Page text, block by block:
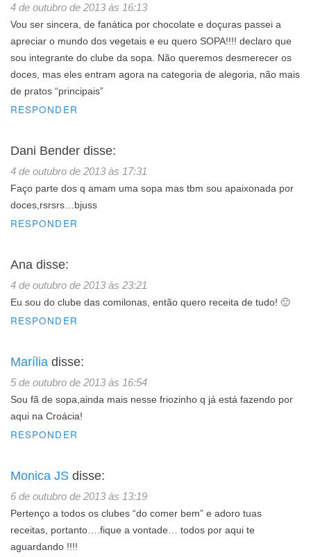
4 de outubro de 2013 às 16:13
Vou ser sincera, de fanática por chocolate e doçuras passei a
apreciar o mundo dos vegetais e eu quero SOPA!!!! declaro que
sou integrante do clube da sopa. Não queremos desmerecer os
doces, mas eles entram agora na categoria de alegoria, não mais
de pratos “principais”
RESPONDER
Dani Bender disse:
4 de outubro de 2013 às 17:31
Faço parte dos q amam uma sopa mas tbm sou apaixonada por
doces,rsrsrs…bjuss
RESPONDER
Ana disse:
4 de outubro de 2013 às 23:21
Eu sou do clube das comilonas, então quero receita de tudo! 🙂
RESPONDER
Marília disse:
5 de outubro de 2013 às 16:54
Sou fã de sopa,ainda mais nesse friozinho q já está fazendo por
aqui na Croácia!
RESPONDER
Monica JS disse:
6 de outubro de 2013 às 13:19
Pertenço a todos os clubes “do comer bem” e adoro tuas
receitas, portanto….fique a vontade… todos por aqui te
aguardando !!!!